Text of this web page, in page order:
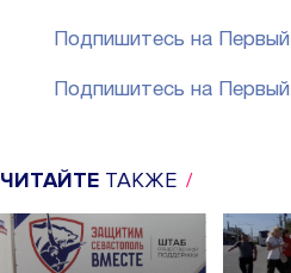
Подпишитесь на
Подпишитесь на
ЧИТАЙТЕ ТАКЖЕ